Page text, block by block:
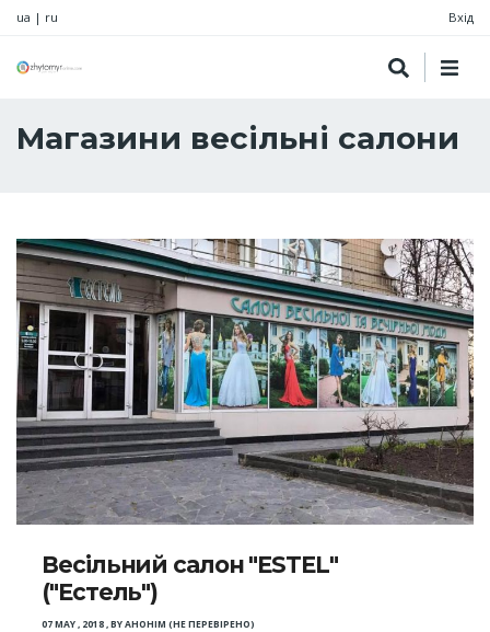
ua | ru Вхід
Магазини весільні салони
Весільний салон "ESTEL"
("Естель")
07 MAY , 2018,BYАНОНІМ (НЕ ПЕРЕВІРЕНО)